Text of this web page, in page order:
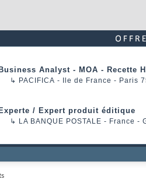
Business Analyst - MOA - Recette
↳ PACIFICA - Ile de France - Paris
Experte / Expert produit éditique
↳ LA BANQUE POSTALE - France -